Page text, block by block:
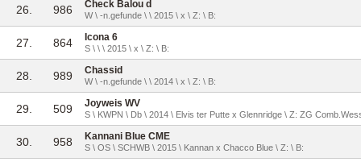
26. 986 Check Balou d
W \ -n.gefunde \ \ 2015 \ x \ Z: \ B:
27. 864 Icona 6
S \ \ \ 2015 \ x \ Z: \ B:
28. 989 Chassid
W \ -n.gefunde \ \ 2014 \ x \ Z: \ B:
29. 509 Joyweis WV
S \ KWPN \ Db \ 2014 \ Elvis ter Putte x Glennridge \ Z: ZG
30. 958 Kannani Blue CME
S \ OS \ SCHWB \ 2015 \ Kannan x Chacco Blue \ Z: \ B: